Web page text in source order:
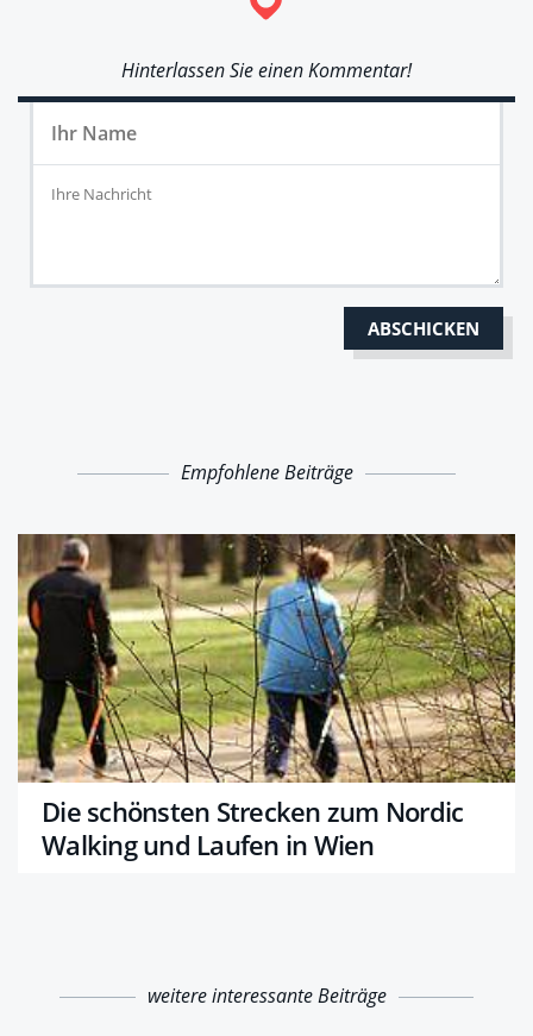
Hinterlassen Sie einen Kommentar!
Empfohlene Beiträge
Die schönsten Strecken zum Nordic
Walking und Laufen in Wien
weitere interessante Beiträge